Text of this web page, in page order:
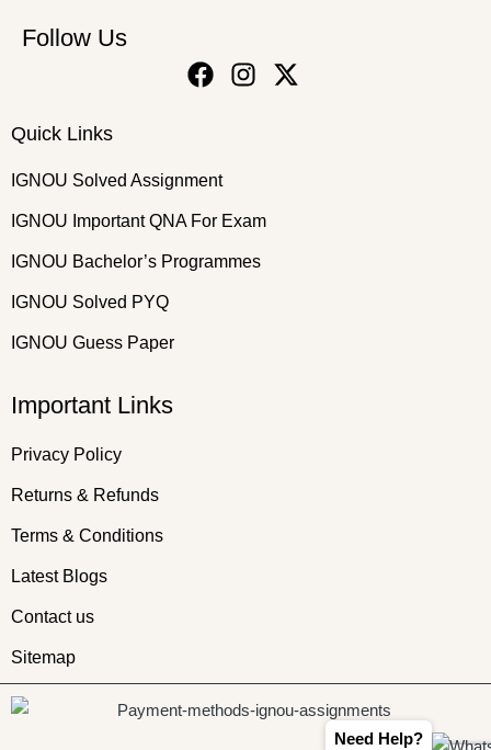
Follow Us
Quick Links
IGNOU Solved Assignment
IGNOU Important QNA For Exam
IGNOU Bachelor’s Programmes
IGNOU Solved PYQ
IGNOU Guess Paper
Important Links
Privacy Policy
Returns & Refunds
Terms & Conditions
Latest Blogs
Contact us
Sitemap
Need Help?